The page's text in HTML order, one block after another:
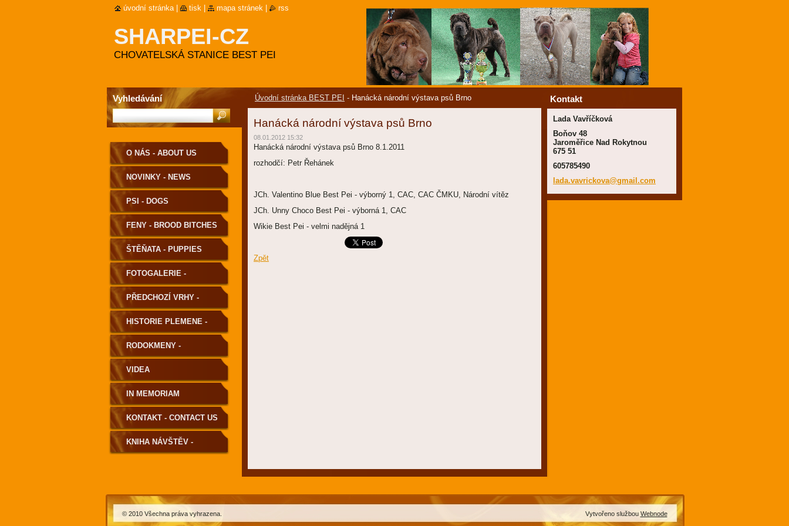
SHARPEI-CZ
CHOVATELSKÁ STANICE BEST PEI
Úvodní stránka BEST PEI - Hanácká národní výstava psů Brno
Hanácká národní výstava psů Brno
08.01.2012 15:32
Hanácká národní výstava psů Brno 8.1.2011
rozhodčí: Petr Řehánek
JCh. Valentino Blue Best Pei - výborný 1, CAC, CAC ČMKU, Národní vítěz
JCh. Unny Choco Best Pei - výborná 1, CAC
Wikie Best Pei - velmi nadějná 1
Zpět
O NÁS - ABOUT US
NOVINKY - NEWS
PSI - DOGS
FENY - BROOD BITCHES
ŠTĚŇATA - PUPPIES
FOTOGALERIE -
PHOTOGALLERY
PŘEDCHOZÍ VRHY -
PREVIOUS LITTERS
HISTORIE PLEMENE -
HISTORY OF THE BREED
RODOKMENY -
PEDIGREE
VIDEA
IN MEMORIAM
KONTAKT - CONTACT US
KNIHA NÁVŠTĚV -
Kontakt
Lada Vavříčková
Boňov 48
Jaroměřice Nad Rokytnou
675 51
605785490
lada.vavrickova@gmail.com
Vyhledávání
úvodní stránka tisk mapa stránek rss
© 2010 Všechna práva vyhrazena. Vytvořeno službou Webnode